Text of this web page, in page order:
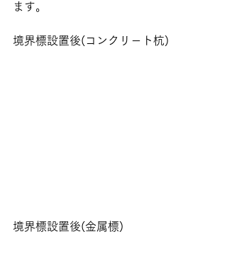
ます。
境界標設置後(コンクリ－ト杭)
境界標設置後(金属標)